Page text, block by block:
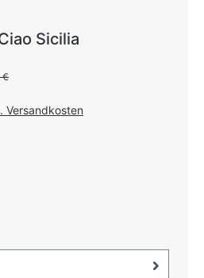
Sicilia
€
Versandkosten
aktuell ausgewählt: